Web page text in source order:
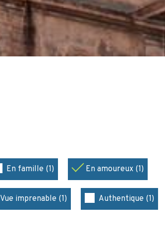
En famille (1) En amoureux (1)
Vue imprenable (1) Authentique (1)